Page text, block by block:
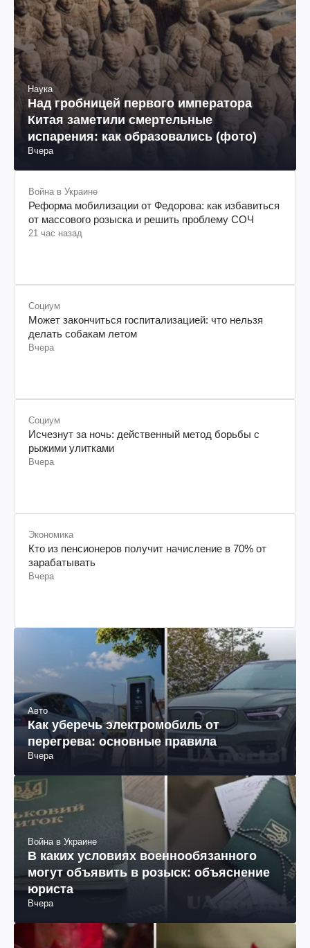
Наука
Над гробницей первого императора
Китая заметили смертельные
испарения: как образовались (фото)
Вчера
Война в Украине
Реформа мобилизации от Федорова: как избавиться
от массового розыска и решить проблему СОЧ
21 час назад
Социум
Может закончиться госпитализацией: что нельзя
делать собакам летом
Вчера
Социум
Исчезнут за ночь: действенный метод борьбы с
рыжими улитками
Вчера
Экономика
Кто из пенсионеров получит начисление в 70% от
зарабатывать
Вчера
Авто
Как уберечь электромобиль от
перегрева: основные правила
Вчера
Война в Украине
В каких условиях военнообязанного
могут объявить в розыск: объяснение
юриста
Вчера